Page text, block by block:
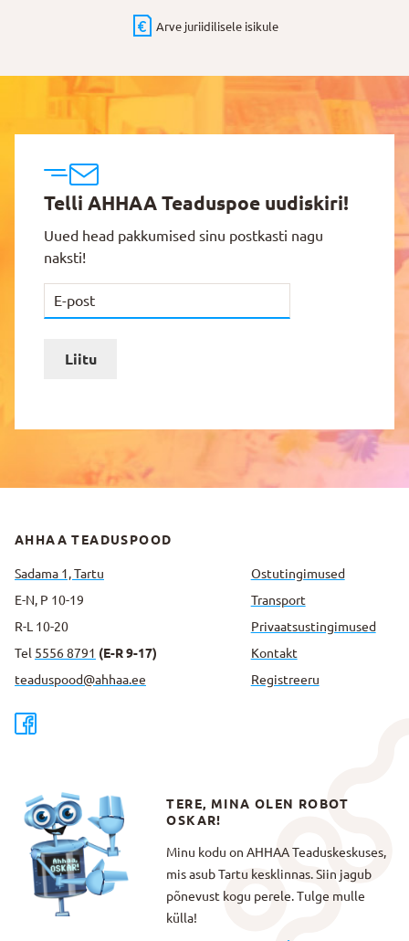
Arve juriidilisele isikule
Telli AHHAA Teaduspoe uudiskiri!
Uued head pakkumised sinu postkasti nagu
naksti!
Liitu
AHHAA TEADUSPOOD
Sadama 1, Tartu
E-N, P 10-19
R-L 10-20
Tel 5556 8791 (E-R 9-17)
teaduspood@ahhaa.ee
Ostutingimused
Transport
Privaatsus­tingimused
Kontakt
Registreeru
TERE, MINA OLEN ROBOT
OSKAR!
Minu kodu on AHHAA Teaduskeskuses,
mis asub Tartu kesklinnas. Siin jagub
põnevust kogu perele. Tulge mulle
külla!